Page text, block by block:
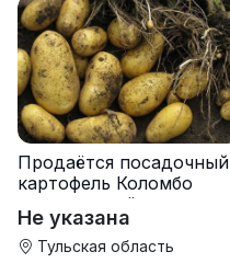
Продаётся посадочный
картофель Коломбо
оптом от трёх тонн
Не указана
Тульская область